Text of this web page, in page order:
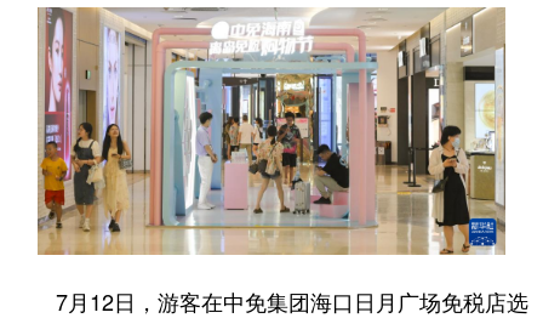
7月12日，游客在中免集团海口日月广场免税店选